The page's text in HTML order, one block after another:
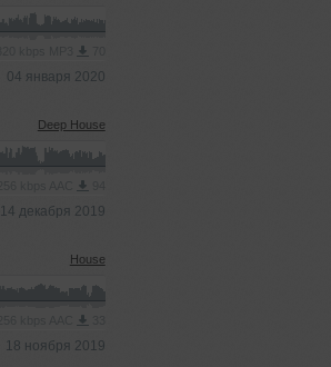
04 января 2020
Deep House
14 декабря 2019
House
18 ноября 2019